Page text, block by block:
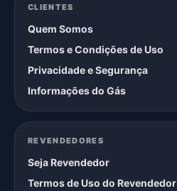
CLIENTES
Quem Somos
Termos e Condições de Uso
Privacidade e Segurança
Informações do Gás
REVENDEDORES
Seja Revendedor
Termos de Uso do Revendedor